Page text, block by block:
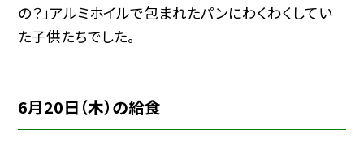
の？」アルミホイルで包まれたパンにわくわくしてい
た子供たちでした。
6月20日（木）の給食